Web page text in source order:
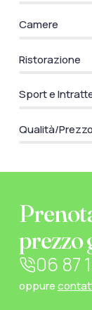
Camere
Ristorazione
Sport e
Qualità/Prezzo
06 87
oppure